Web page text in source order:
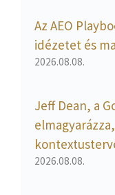
Az AEO
idézetet és
2026.08.08.
Jeff Dean, a
2026.08.08.